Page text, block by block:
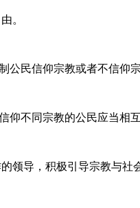
。
公民信仰宗教或者不信仰
仰不同宗教的公民应当相
领导，积极引导宗教与社